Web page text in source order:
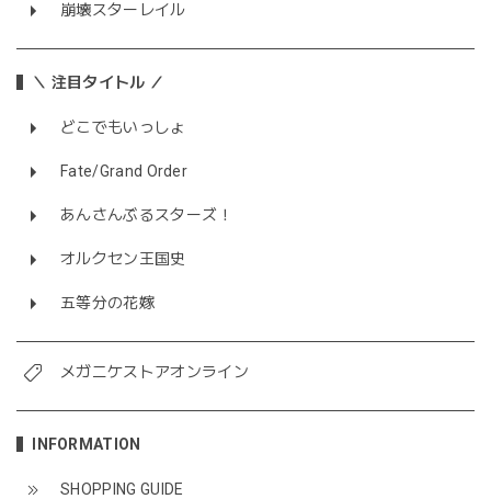
崩壊スターレイル
＼ 注目タイトル ／
どこでもいっしょ
Fate/Grand Order
あんさんぶるスターズ！
オルクセン王国史
五等分の花嫁
メガニケストアオンライン
INFORMATION
SHOPPING GUIDE